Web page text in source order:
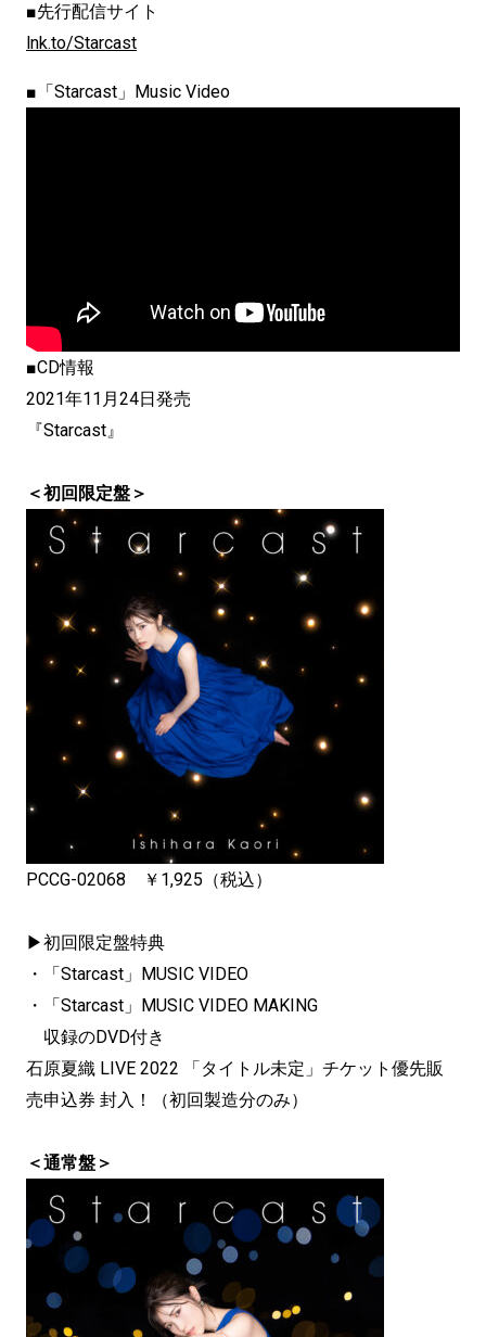
■先行配信サイト
lnk.to/Starcast
■「Starcast」Music Video
■CD情報
2021年11月24日発売
『Starcast』
＜初回限定盤＞
PCCG-02068 ￥1,925（税込）
▶初回限定盤特典
・「Starcast」MUSIC VIDEO
・「Starcast」MUSIC VIDEO MAKING
収録のDVD付き
石原夏織 LIVE 2022 「タイトル未定」チケット優先販
売申込券 封入！（初回製造分のみ）
＜通常盤＞